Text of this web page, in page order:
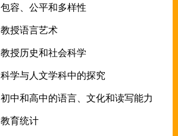
、公平和多样性
授语言艺术
历史和社会科学
与人文学科中的探究
和高中的语言、文化和读写能力
育统计